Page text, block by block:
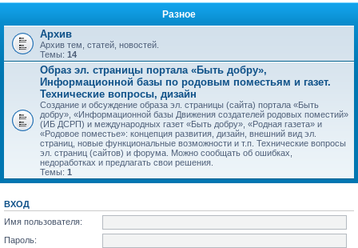
Разное
Архив
Архив тем, статей, новостей.
Темы: 14
Образ эл. страницы портала «Быть добру»,
Информационной базы по родовым поместьям и газет.
Технические вопросы, дизайн
Создание и обсуждение образа эл. страницы (сайта) портала «Быть
добру», «Информационной базы Движения создателей родовых поместий»
(ИБ ДСРП) и международных газет «Быть добру», «Родная газета» и
«Родовое поместье»: концепция развития, дизайн, внешний вид эл.
страниц, новые функциональные возможности и т.п. Технические вопросы
эл. страниц (сайтов) и форума. Можно сообщать об ошибках,
недоработках и предлагать свои решения.
Темы: 1
ВХОД
Имя пользователя:
Пароль: